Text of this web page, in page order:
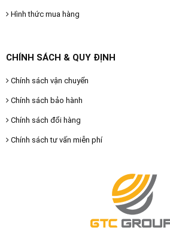
Hình thức mua hàng
CHÍNH SÁCH & QUY ĐỊNH
Chính sách vận chuyển
Chính sách bảo hành
Chính sách đổi hàng
Chính sách tư vấn miễn phí